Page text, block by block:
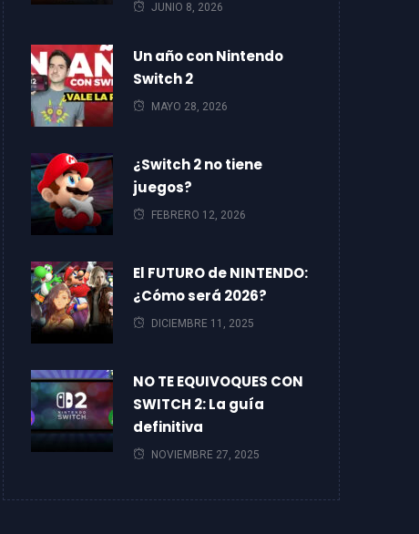
JUNIO 8, 2026
Un año con Nintendo
Switch 2
MAYO 28, 2026
¿Switch 2 no tiene
juegos?
FEBRERO 12, 2026
El FUTURO de NINTENDO:
¿Cómo será 2026?
DICIEMBRE 11, 2025
NO TE EQUIVOQUES CON
SWITCH 2: La guía
definitiva
NOVIEMBRE 27, 2025